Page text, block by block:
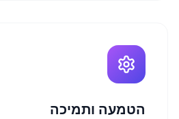
הטמעה ותמיכה